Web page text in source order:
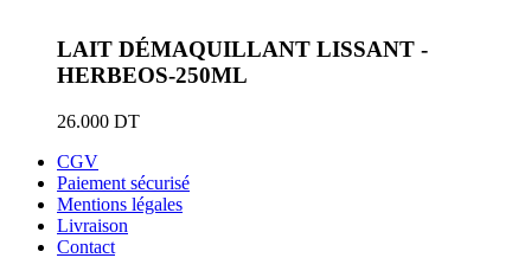
LAIT DÉMAQUILLANT LISSANT -
HERBEOS-250ML
26.000 DT
CGV
Paiement sécurisé
Mentions légales
Livraison
Contact